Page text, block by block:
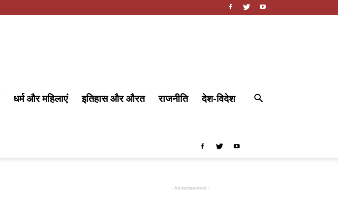
धर्म और महिलाएं इतिहास और औरत राजनीति
देश-विदेश
- Advertisement -